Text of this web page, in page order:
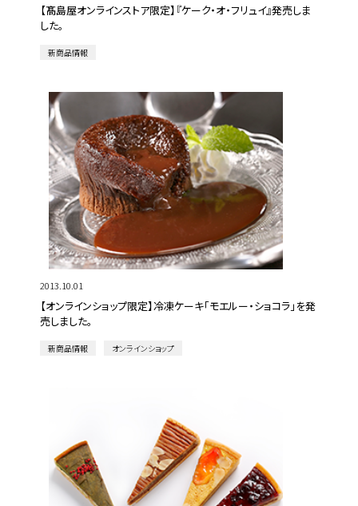
【髙島屋オンラインストア限定】『ケーク・オ・フリュイ』発売しま
した。
新商品情報
2013.10.01
【オンラインショップ限定】冷凍ケーキ「モエルー・ショコラ」を発
売しました。
新商品情報 オンラインショップ